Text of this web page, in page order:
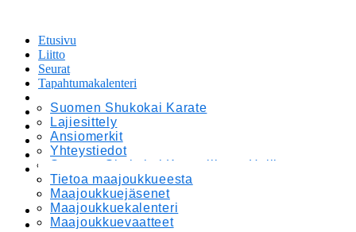
Etusivu
Liitto
Suomen Shukokai Karate
Lajiesittely
Ansiomerkit
Yhteystiedot
Suomen Shukokai Karateliitto – Hallitus
Eettinen valiokunta ja kurinpitosäännöstö
Yhteistyöohjelma
Seurat
Tapahtumakalenteri
Tiedotteet
Maajoukkue
Tietoa maajoukkueesta
Maajoukkuejäsenet
Maajoukkuekalenteri
Maajoukkuevaatteet
Materiaalipankki
Verkkokauppa
Etusivu
Liitto